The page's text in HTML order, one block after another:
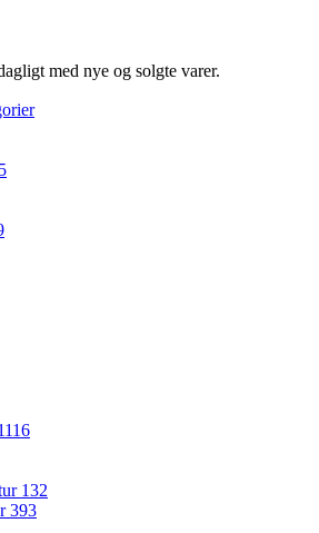
med nye og solgte varer.
132
393